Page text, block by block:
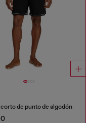
corto de punto de algodón